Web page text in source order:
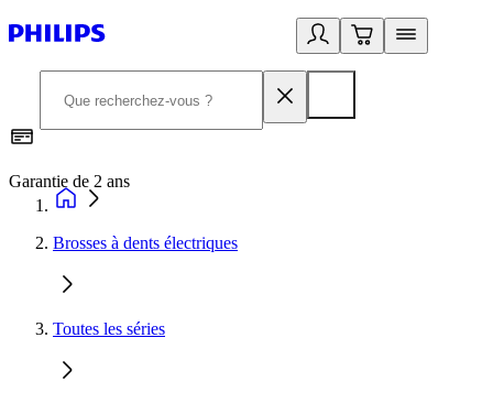
Garantie de 2 ans
Brosses à dents électriques
Toutes les séries